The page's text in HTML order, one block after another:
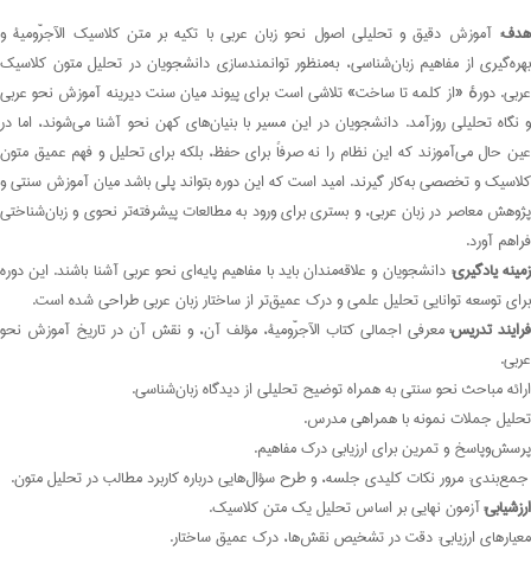
هدف:آموزش دقیق و تحلیلی اصول نحو زبان عربی با تکیه بر متن کلاسیک الآجرّومیة و
بهره‌گیری از مفاهیم زبان‌شناسی، به‌منظور توانمندسازی دانشجویان در تحلیل متون کلاسیک
عربی. دورهٔ «از کلمه تا ساخت» تلاشی است برای پیوند میان سنت دیرینه آموزش نحو عربی
و نگاه تحلیلی روزآمد. دانشجویان در این مسیر با بنیان‌های کهن نحو آشنا می‌شوند، اما در
عین حال می‌آموزند که این نظام را نه صرفاً برای حفظ، بلکه برای تحلیل و فهم عمیق متون
کلاسیک و تخصصی به‌کار گیرند. امید است که این دوره بتواند پلی باشد میان آموزش سنتی و
پژوهش معاصر در زبان عربی، و بستری برای ورود به مطالعات پیشرفته‌تر نحوی و زبان‌شناختی
فراهم آورد.
زمینه یادگیری:دانشجویان و علاقه‌مندان باید با مفاهیم پایه‌ای نحو عربی آشنا باشند. این دوره
برای توسعه توانایی تحلیل علمی و درک عمیق‌تر از ساختار زبان عربی طراحی شده است.
فرایند تدریس:معرفی اجمالی کتاب الآجرّومیة، مؤلف آن، و نقش آن در تاریخ آموزش نحو
عربی.
ارائه مباحث نحو سنتی به همراه توضیح تحلیلی از دیدگاه زبان‌شناسی.
تحلیل جملات نمونه با همراهی مدرس.
پرسش‌وپاسخ و تمرین برای ارزیابی درک مفاهیم.
جمع‌بندی: مرور نکات کلیدی جلسه، و طرح سؤال‌هایی درباره کاربرد مطالب در تحلیل متون.
ارزشیابی:آزمون نهایی بر اساس تحلیل یک متن کلاسیک.
معیارهای ارزیابی: دقت در تشخیص نقش‌ها، درک عمیق ساختار.